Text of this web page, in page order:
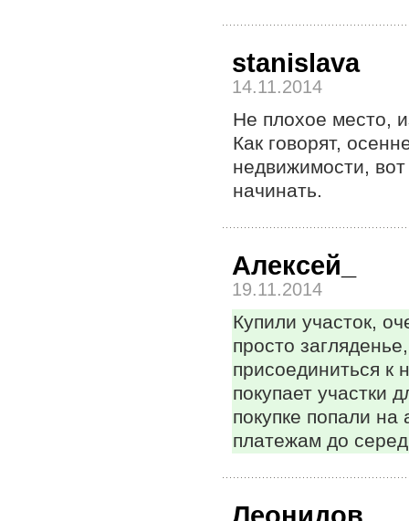
stanislava
14.11.2014
Не плохое место,
Как говорят,
недвижимости,
начинать.
Алексей_
19.11.2014
Купили участок,
просто
присоединиться к
покупает участки
покупке попали
платежам до
Леонидов